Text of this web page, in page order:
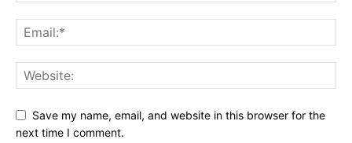
Save my name, email, and website in this browser for the
next time I comment.